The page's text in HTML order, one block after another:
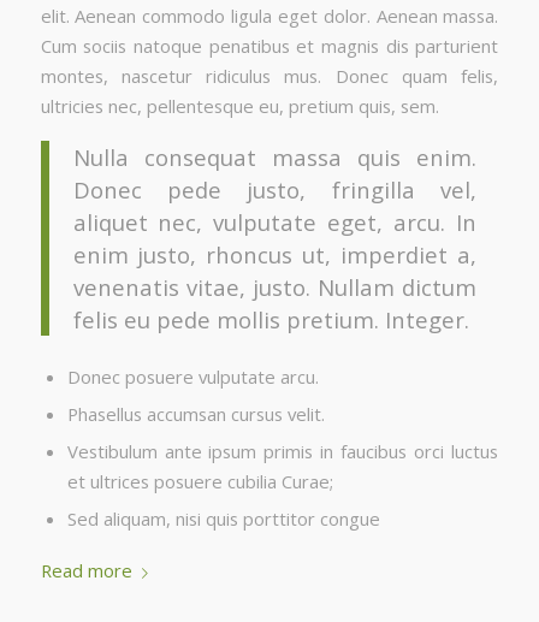
elit. Aenean commodo ligula eget dolor. Aenean massa.
Cum sociis natoque penatibus et magnis dis parturient
montes, nascetur ridiculus mus. Donec quam felis,
ultricies nec, pellentesque eu, pretium quis, sem.
Nulla consequat massa quis enim.
Donec pede justo, fringilla vel,
aliquet nec, vulputate eget, arcu. In
enim justo, rhoncus ut, imperdiet a,
venenatis vitae, justo. Nullam dictum
felis eu pede mollis pretium. Integer.
Donec posuere vulputate arcu.
Phasellus accumsan cursus velit.
Vestibulum ante ipsum primis in faucibus orci luctus
et ultrices posuere cubilia Curae;
Sed aliquam, nisi quis porttitor congue
Read more